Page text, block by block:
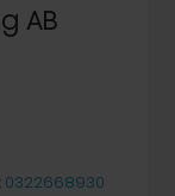
AB
0322668930